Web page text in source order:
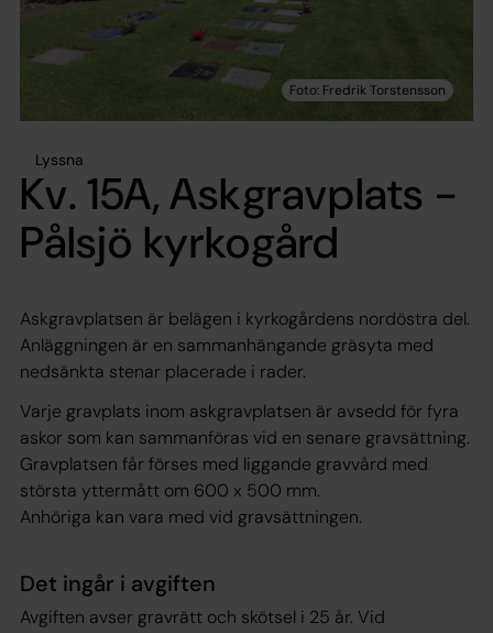
Lyssna
Kv. 15A, Askgravplats -
Pålsjö kyrkogård
Askgravplatsen är belägen i kyrkogårdens nordöstra del.
Anläggningen är en sammanhängande gräsyta med
nedsänkta stenar placerade i rader.
Varje gravplats inom askgravplatsen är avsedd för fyra
askor som kan sammanföras vid en senare gravsättning.
Gravplatsen får förses med liggande gravvård med
största yttermått om 600 x 500 mm.
Anhöriga kan vara med vid gravsättningen.
Det ingår i avgiften
Avgiften avser gravrätt och skötsel i 25 år. Vid